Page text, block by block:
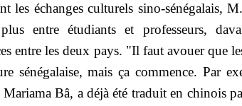
les échanges culturels sino-sénégalais,
entre étudiants et professeurs,
entre les deux pays. "Il faut avouer que
sénégalaise, mais ça commence. Par
Mariama Bâ, a déjà été traduit en chinois